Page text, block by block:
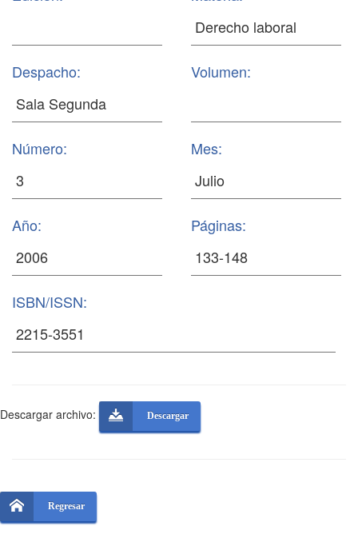
Despacho: Volumen:
Número: Mes:
Año: Páginas:
ISBN/ISSN:
Descargar archivo: Descargar
Regresar